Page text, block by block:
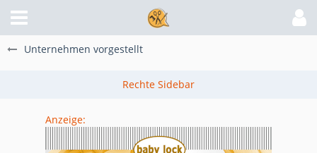
Unternehmen vorgestellt
Anzeige: